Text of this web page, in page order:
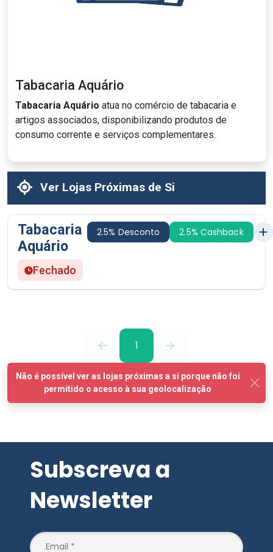
Tabacaria Aquário
Tabacaria Aquário atua no comércio de tabacaria e
artigos associados, disponibilizando produtos de
consumo corrente e serviços complementares.
Ver Lojas Próximas de Si
Tabacaria
Aquário
2.5% Desconto 2.5% Cashback
Fechado
1
Newsletter